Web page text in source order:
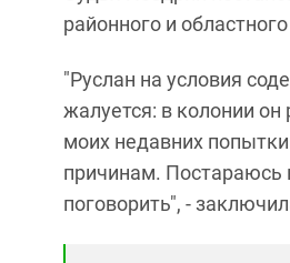
районного и
"Руслан на условия
жалуется: в колонии
моих недавних
причинам. Постараюсь
поговорить", -